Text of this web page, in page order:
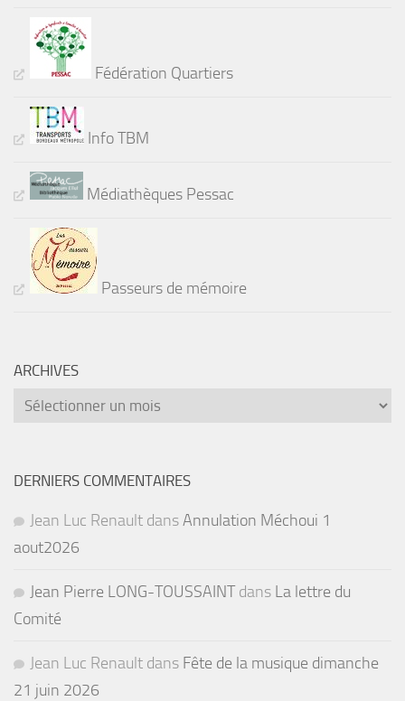
Fédération Quartiers
Info TBM
Médiathèques Pessac
Passeurs de mémoire
ARCHIVES
Archives
DERNIERS COMMENTAIRES
Jean Luc Renault dansAnnulation Méchoui 1
aout2026
Jean Pierre LONG-TOUSSAINTdans La lettre du
Comité
Jean Luc Renault dans Fête de la musique dimanche
21 juin 2026